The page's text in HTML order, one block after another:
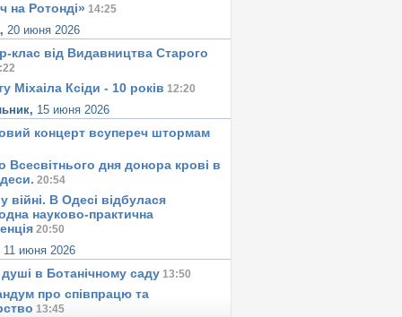
на Ротонді» 14:25
20 июня 2026
клас від Видавництва Старого
Міхаіла Ксіди - 10 років 12:20
15 июня 2026
концерт всупереч штормам
Всесвітнього дня донора крові в
20:54
у вiйнi. В Одесi вiдбулася
науково-практична
20:50
11 июня 2026
душi в Ботанiчному саду 13:50
про співпрацю та
13:45